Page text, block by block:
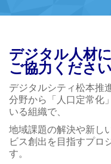
デジタル人材
ご協力ください
デジタルシティ松本推
分野から「人口定常化
いる組織で、
地域課題の解決や新し
ビス創出を目指すプロ
す。